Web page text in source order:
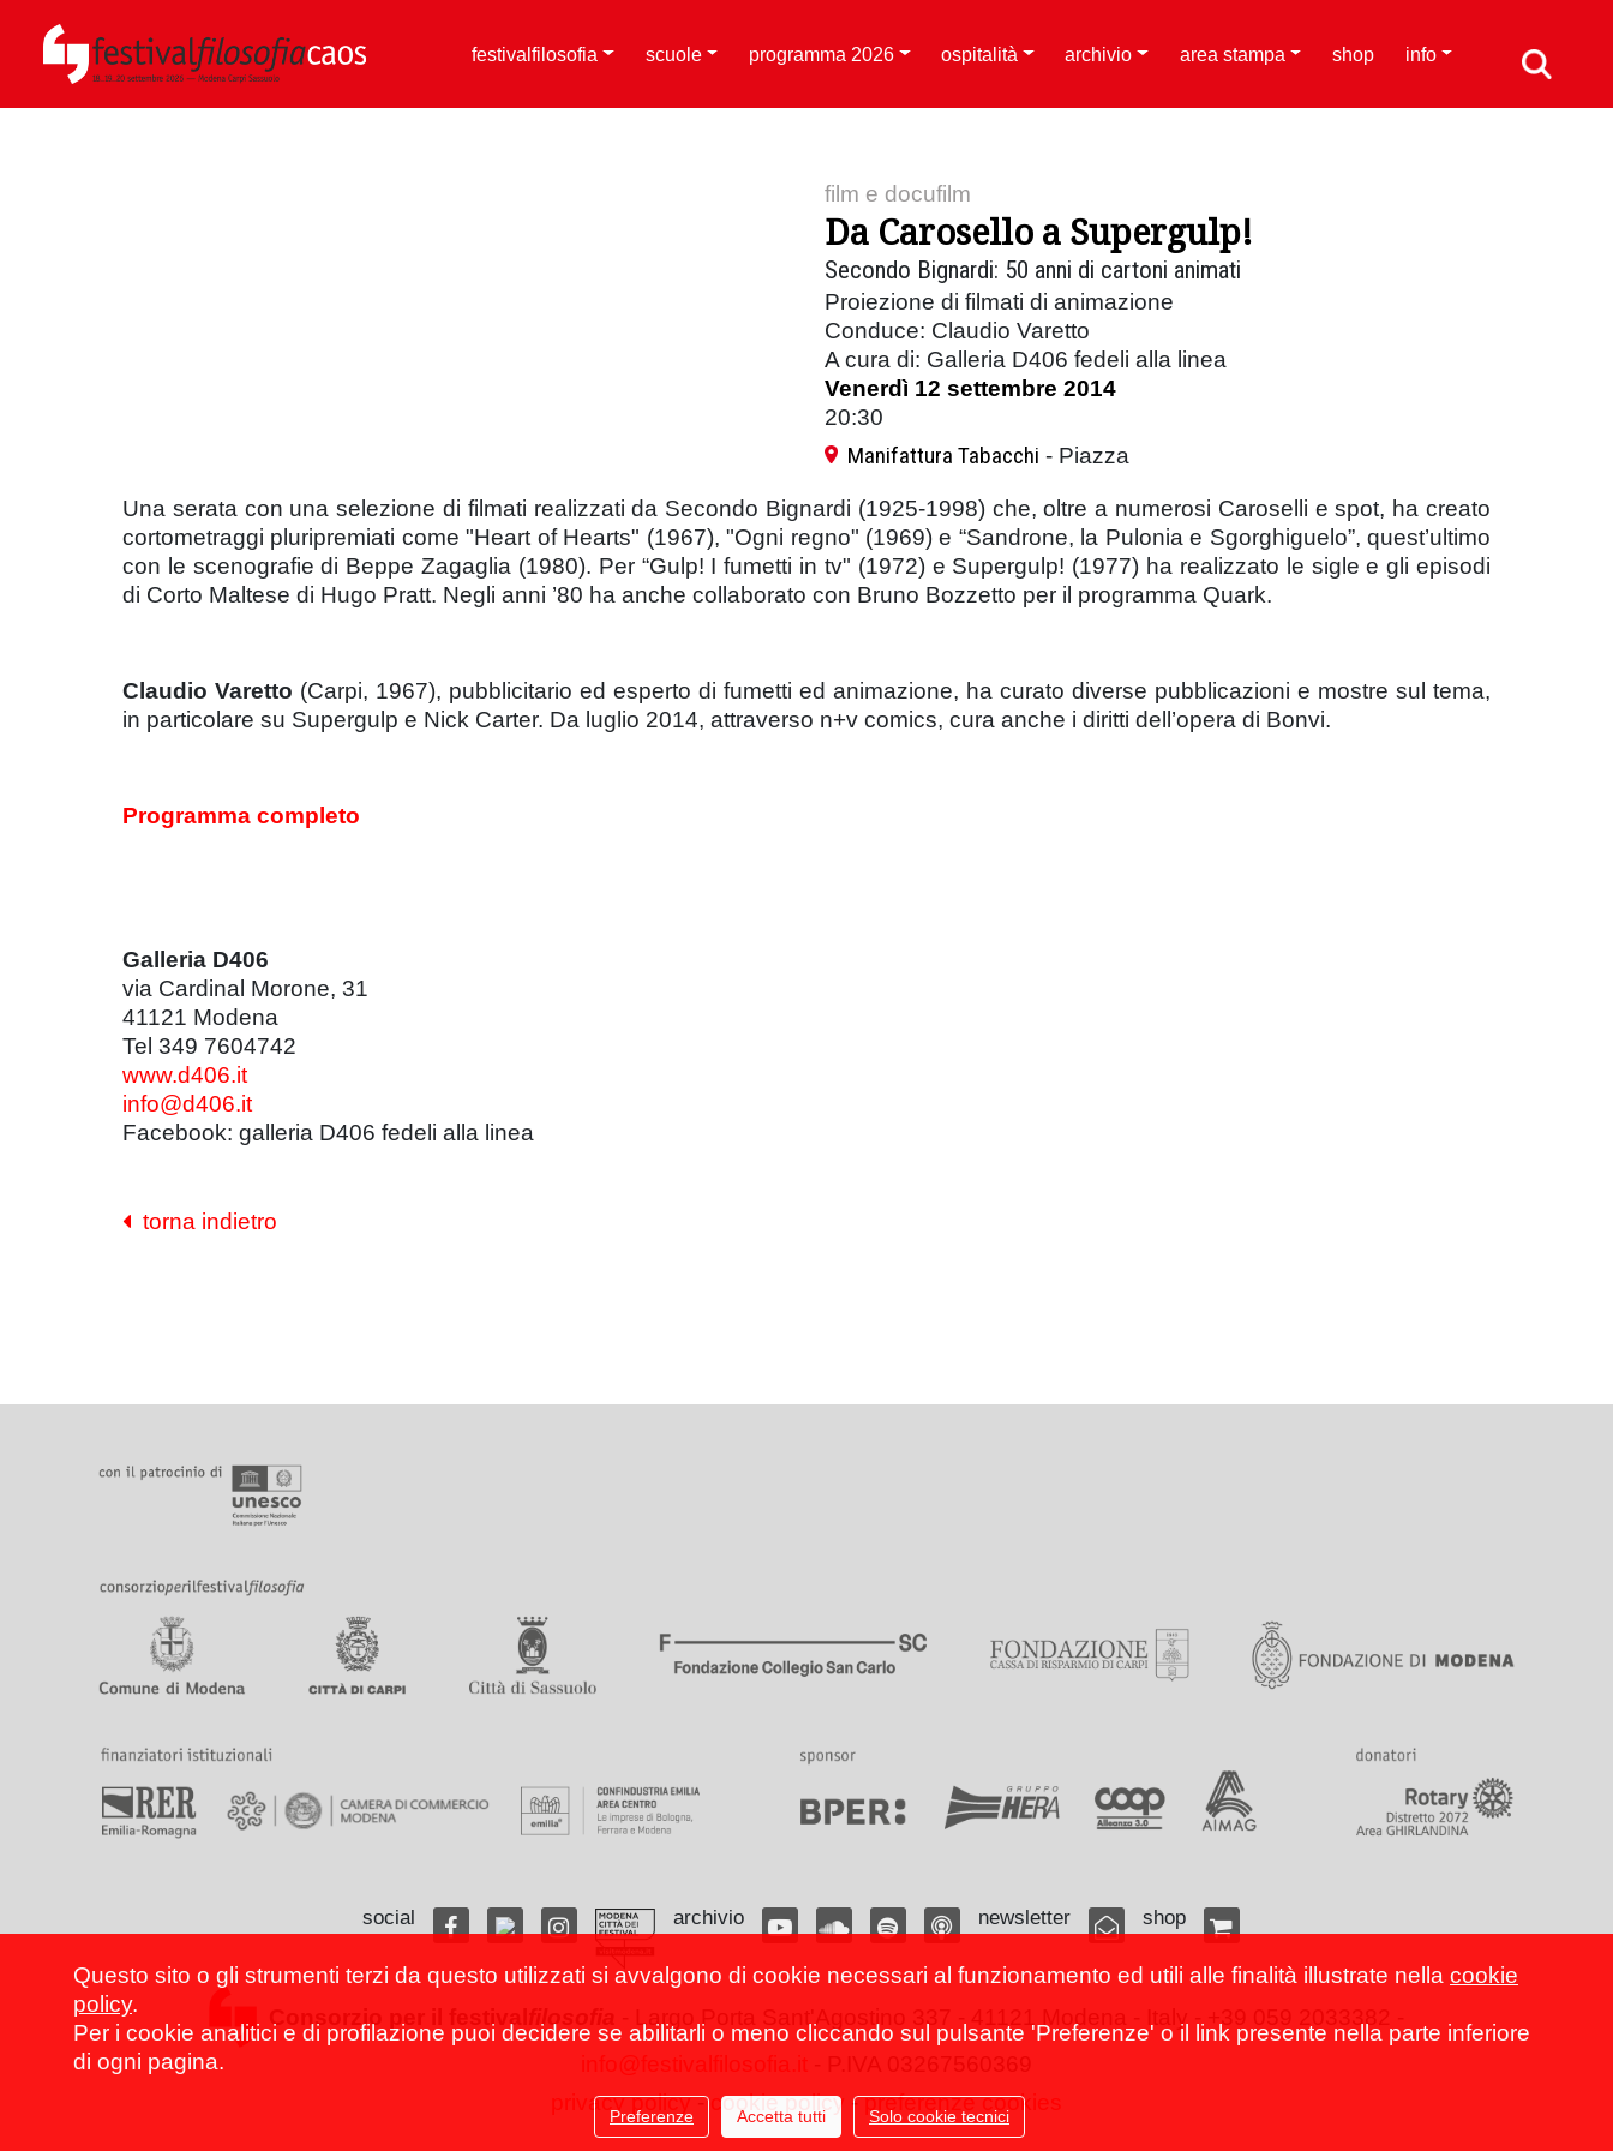
festivalfilosofia scuole programma 2026 ospitalità archivio area stampa shop info
film e docufilm
Da Carosello a Supergulp!
Secondo Bignardi: 50 anni di cartoni animati
Proiezione di filmati di animazione
Conduce: Claudio Varetto
A cura di: Galleria D406 fedeli alla linea
Venerdì 12 settembre 2014
20:30
Manifattura Tabacchi - Piazza
Una serata con una selezione di filmati realizzati da Secondo Bignardi (1925-1998) che, oltre a numerosi Caroselli e spot, ha creato
cortometraggi pluripremiati come "Heart of Hearts" (1967), "Ogni regno" (1969) e “Sandrone, la Pulonia e Sgorghiguelo”, quest’ultimo
con le scenografie di Beppe Zagaglia (1980). Per “Gulp! I fumetti in tv" (1972) e Supergulp! (1977) ha realizzato le sigle e gli episodi
di Corto Maltese di Hugo Pratt. Negli anni ’80 ha anche collaborato con Bruno Bozzetto per il programma Quark.
Claudio Varetto (Carpi, 1967), pubblicitario ed esperto di fumetti ed animazione, ha curato diverse pubblicazioni e mostre sul tema,
in particolare su Supergulp e Nick Carter. Da luglio 2014, attraverso n+v comics, cura anche i diritti dell’opera di Bonvi.
Programma completo
Galleria D406
via Cardinal Morone, 31
41121 Modena
Tel 349 7604742
www.d406.it
info@d406.it
Facebook: galleria D406 fedeli alla linea
torna indietro
social archivio newsletter shop
privacy policy- cookie policy -preferenze cookies
Questo sito o gli strumenti terzi da questo utilizzati si avvalgono di cookie necessari al funzionamento ed utili alle finalità illustrate nella cookie
policy.
Per i cookie analitici e di profilazione puoi decidere se abilitarli o meno cliccando sul pulsante 'Preferenze' o il link presente nella parte inferiore
di ogni pagina.
Preferenze Accetta tutti Solo cookie tecnici